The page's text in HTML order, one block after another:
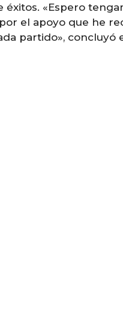
éxitos. «Espero
el apoyo que he
partido», concluyó